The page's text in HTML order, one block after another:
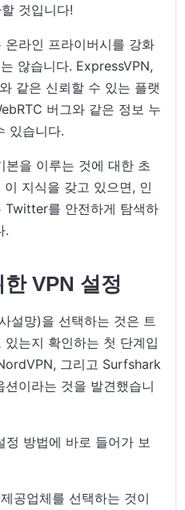
것입니다!
온라인 프라이버시를 강화
않습니다. ExpressVPN,
같은 신뢰할 수 있는 플랫
버그와 같은 정보 누
있습니다.
본을 이루는 것에 대한 초
지식을 갖고 있으면, 인
Twitter를 안전하게 탐색하
.
VPN 설정
설망)을 선택하는 것은 트
는지 확인하는 첫 단계입
그리고 Surfshark
이라는 것을 발견했습니
정 방법에 바로 들어가 보
공업체를 선택하는 것이